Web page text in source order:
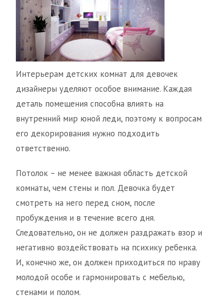
Интерьерам детских комнат для девочек
дизайнеры уделяют особое внимание. Каждая
деталь помещения способна влиять на
внутренний мир юной леди, поэтому к вопросам
его декорирования нужно подходить
ответственно.
Потолок – не менее важная область детской
комнаты, чем стены и пол. Девочка будет
смотреть на него перед сном, после
пробуждения и в течение всего дня.
Следовательно, он не должен раздражать взор и
негативно воздействовать на психику ребенка.
И, конечно же, он должен приходиться по нраву
молодой особе и гармонировать с мебелью,
стенами и полом.